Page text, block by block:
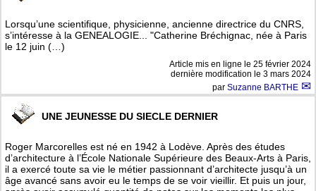
Lorsqu’une scientifique, physicienne, ancienne directrice du CNRS,
s’intéresse à la GENEALOGIE... "Catherine Bréchignac, née à Paris
le 12 juin (…)
Article mis en ligne le 25 février 2024
dernière modification le 3 mars 2024
par Suzanne BARTHE
UNE JEUNESSE DU SIECLE DERNIER
Roger Marcorelles est né en 1942 à Lodève. Après des études
d’architecture à l’École Nationale Supérieure des Beaux-Arts à Paris,
il a exercé toute sa vie le métier passionnant d’architecte jusqu’à un
âge avancé sans avoir eu le temps de se voir vieillir. Et puis un jour,